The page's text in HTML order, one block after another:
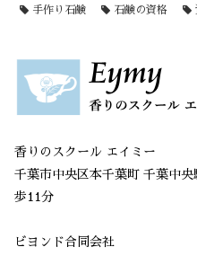
手作り石鹸 石鹸の資格
香りのスクール エイミー
千葉市中央区本千葉町 千葉中
歩11分
ビヨンド合同会社